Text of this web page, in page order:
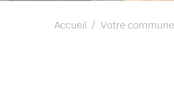
Accueil Votre commune